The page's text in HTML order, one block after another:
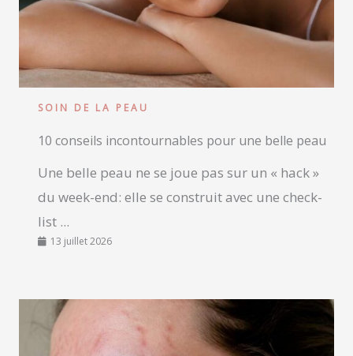
SOIN DE LA PEAU
10 conseils incontournables pour une belle peau
Une belle peau ne se joue pas sur un « hack »
du week-end: elle se construit avec une check-
list ...
13 juillet 2026